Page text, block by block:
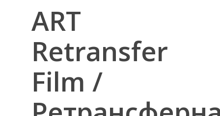
ART
Retransfer
Film /